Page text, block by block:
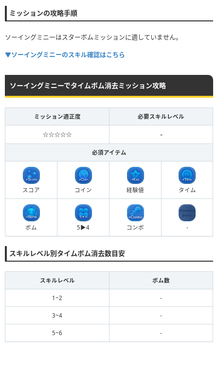
ミッションの攻略手順
ソーイングミニーはスターボムミッションに適していません。
▼ソーイングミニーのスキル確認はこちら
ソーイングミニーでタイムボム消去ミッション攻略
ミッション適正度 必要スキルレベル
☆☆☆☆☆ -
必須アイテム
スコア コイン 経験値 タイム
ボム 5▶︎4 コンボ -
スキルレベル別タイムボム消去数目安
スキルレベル ボム数
1~2 -
3~4 -
5~6 -